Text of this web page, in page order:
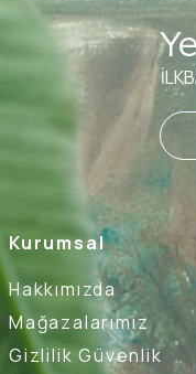
Kurumsal
Hakkımızda
Mağazalarımız
Gizlilik Güvenlik